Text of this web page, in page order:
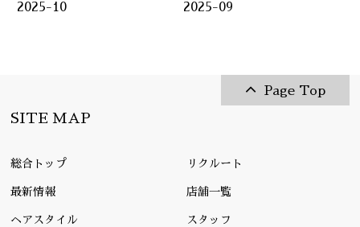
2025-10 2025-09
Page Top
SITE MAP
総合トップ リクルート
最新情報 店舗一覧
ヘアスタイル スタッフ